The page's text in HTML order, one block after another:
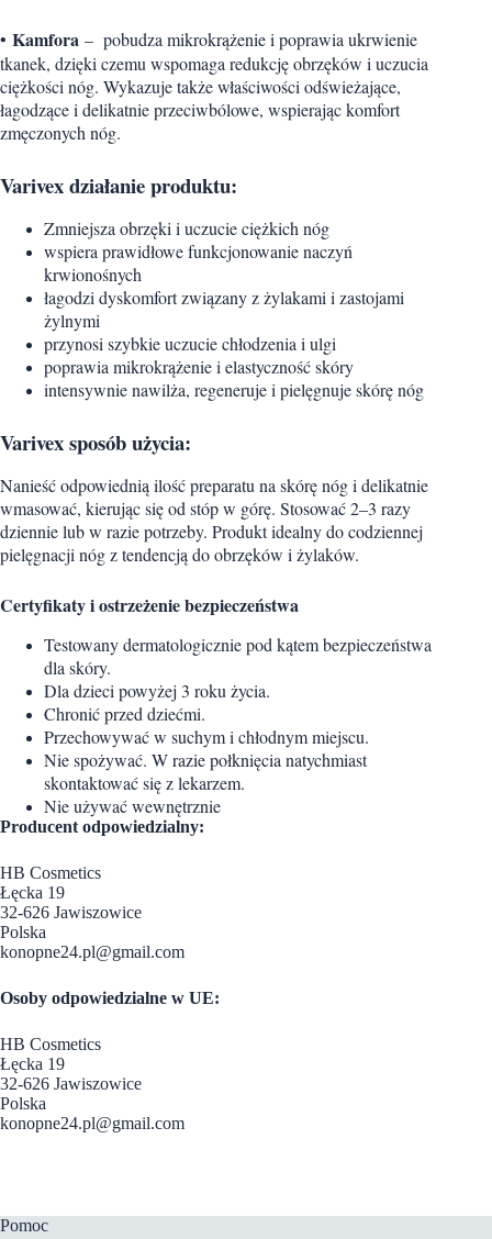
• Kamfora – pobudza mikrokrążenie i poprawia ukrwienie
tkanek, dzięki czemu wspomaga redukcję obrzęków i uczucia
ciężkości nóg. Wykazuje także właściwości odświeżające,
łagodzące i delikatnie przeciwbólowe, wspierając komfort
zmęczonych nóg.
Varivex działanie produktu:
Zmniejsza obrzęki i uczucie ciężkich nóg
wspiera prawidłowe funkcjonowanie naczyń
krwionośnych
łagodzi dyskomfort związany z żylakami i zastojami
żylnymi
przynosi szybkie uczucie chłodzenia i ulgi
poprawia mikrokrążenie i elastyczność skóry
intensywnie nawilża, regeneruje i pielęgnuje skórę nóg
Varivex sposób użycia:
Nanieść odpowiednią ilość preparatu na skórę nóg i delikatnie
wmasować, kierując się od stóp w górę. Stosować 2–3 razy
dziennie lub w razie potrzeby. Produkt idealny do codziennej
pielęgnacji nóg z tendencją do obrzęków i żylaków.
Certyfikaty i ostrzeżenie bezpieczeństwa
Testowany dermatologicznie pod kątem bezpieczeństwa
dla skóry.
Dla dzieci powyżej 3 roku życia.
Chronić przed dziećmi.
Przechowywać w suchym i chłodnym miejscu.
Nie spożywać. W razie połknięcia natychmiast
skontaktować się z lekarzem.
Nie używać wewnętrznie
Producent odpowiedzialny:
HB Cosmetics
Łęcka 19
32-626 Jawiszowice
Polska
konopne24.pl@gmail.com
Osoby odpowiedzialne w UE:
HB Cosmetics
Łęcka 19
32-626 Jawiszowice
Polska
konopne24.pl@gmail.com
Pomoc